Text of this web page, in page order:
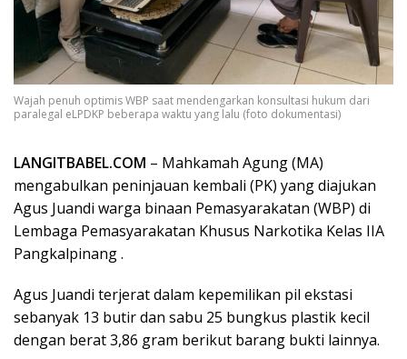
Wajah penuh optimis WBP saat mendengarkan konsultasi hukum dari
paralegal eLPDKP beberapa waktu yang lalu (foto dokumentasi)
LANGITBABEL.COM – Mahkamah Agung (MA)
mengabulkan peninjauan kembali (PK) yang diajukan
Agus Juandi warga binaan Pemasyarakatan (WBP) di
Lembaga Pemasyarakatan Khusus Narkotika Kelas IIA
Pangkalpinang .
Agus Juandi terjerat dalam kepemilikan pil ekstasi
sebanyak 13 butir dan sabu 25 bungkus plastik kecil
dengan berat 3,86 gram berikut barang bukti lainnya.